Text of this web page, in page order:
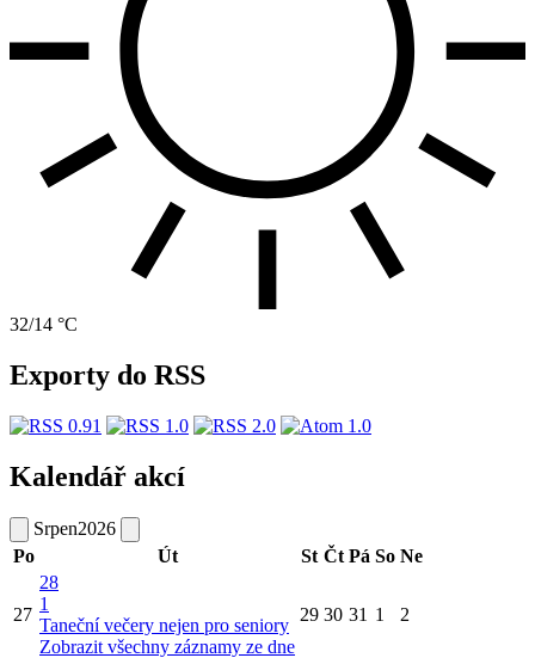
32/14 °C
Exporty do RSS
Kalendář akcí
Srpen2026
Po
Út St Čt Pá So Ne
27
28
1
Taneční večery nejen pro seniory
Zobrazit všechny záznamy ze dne
29 30 31 1 2